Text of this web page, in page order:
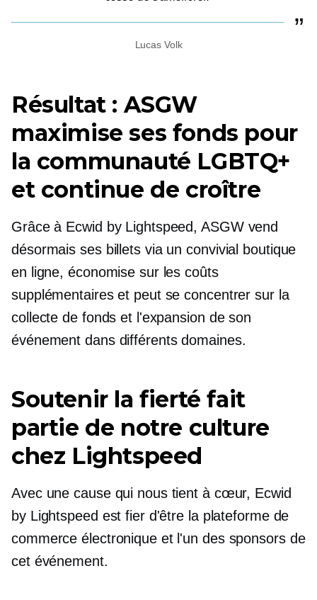
Lucas Volk
Résultat : ASGW
maximise ses fonds pour
la communauté LGBTQ+
et continue de croître
Grâce à Ecwid by Lightspeed, ASGW vend
désormais ses billets via unconvivial boutique
en ligne, économise sur les coûts
supplémentaires et peut se concentrer sur la
collecte de fonds et l'expansion de son
événement dans différents domaines.
Soutenir la fierté fait
partie de notre culture
chez Lightspeed
Avec une cause qui nous tient à cœur, Ecwid
by Lightspeed est fier d'être la plateforme de
commerce électronique et l'un des sponsors de
cet événement.